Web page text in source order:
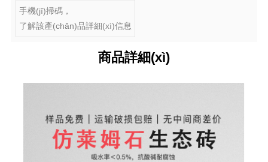
手機(jī)掃碼，
了解該產(chǎn)品詳細(xì)信息
商品詳細(xì)